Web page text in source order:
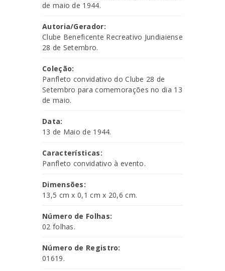
de maio de 1944.
Autoria/Gerador:
Clube Beneficente Recreativo Jundiaiense
28 de Setembro.
Coleção:
Panfleto convidativo do Clube 28 de
Setembro para comemorações no dia 13
de maio.
Data:
13 de Maio de 1944.
Características:
Panfleto convidativo à evento.
Dimensões:
13,5 cm x 0,1 cm x 20,6 cm.
Número de Folhas:
02 folhas.
Número de Registro:
01619.